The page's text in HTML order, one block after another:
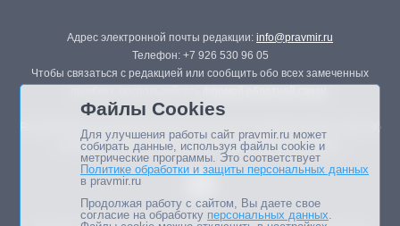
Адрес электронной почты редакции: info@pravmir.ru
Телефон: +7 926 530 96 05
Чтобы связаться с редакцией или сообщить обо всех замеченных
Републикация материалов сайта в печатных изданиях (книгах, прессе)
возможна только с письменного разрешения редакции.
Файлы Cookies
Для улучшения работы сайт pravmir.ru может
собирать данные, используя файлы cookie и
метрические программы. Это соответствует
Политике обработки и защиты персональных данных
в pravmir.ru
Продолжая работу с сайтом, Вы даете свое
согласие на обработку персональных данных.